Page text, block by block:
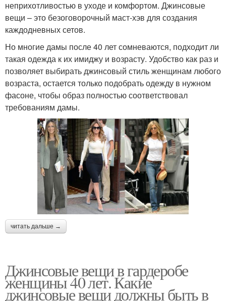
неприхотливостью в уходе и комфортом. Джинсовые
вещи – это безоговорочный маст-хэв для создания
каждодневных сетов.
Но многие дамы после 40 лет сомневаются, подходит ли
такая одежда к их имиджу и возрасту. Удобство как раз и
позволяет выбирать джинсовый стиль женщинам любого
возраста, остается только подобрать одежду в нужном
фасоне, чтобы образ полностью соответствовал
требованиям дамы.
читать дальше →
Джинсовые вещи в гардеробе
женщины 40 лет. Какие
джинсовые вещи должны быть в